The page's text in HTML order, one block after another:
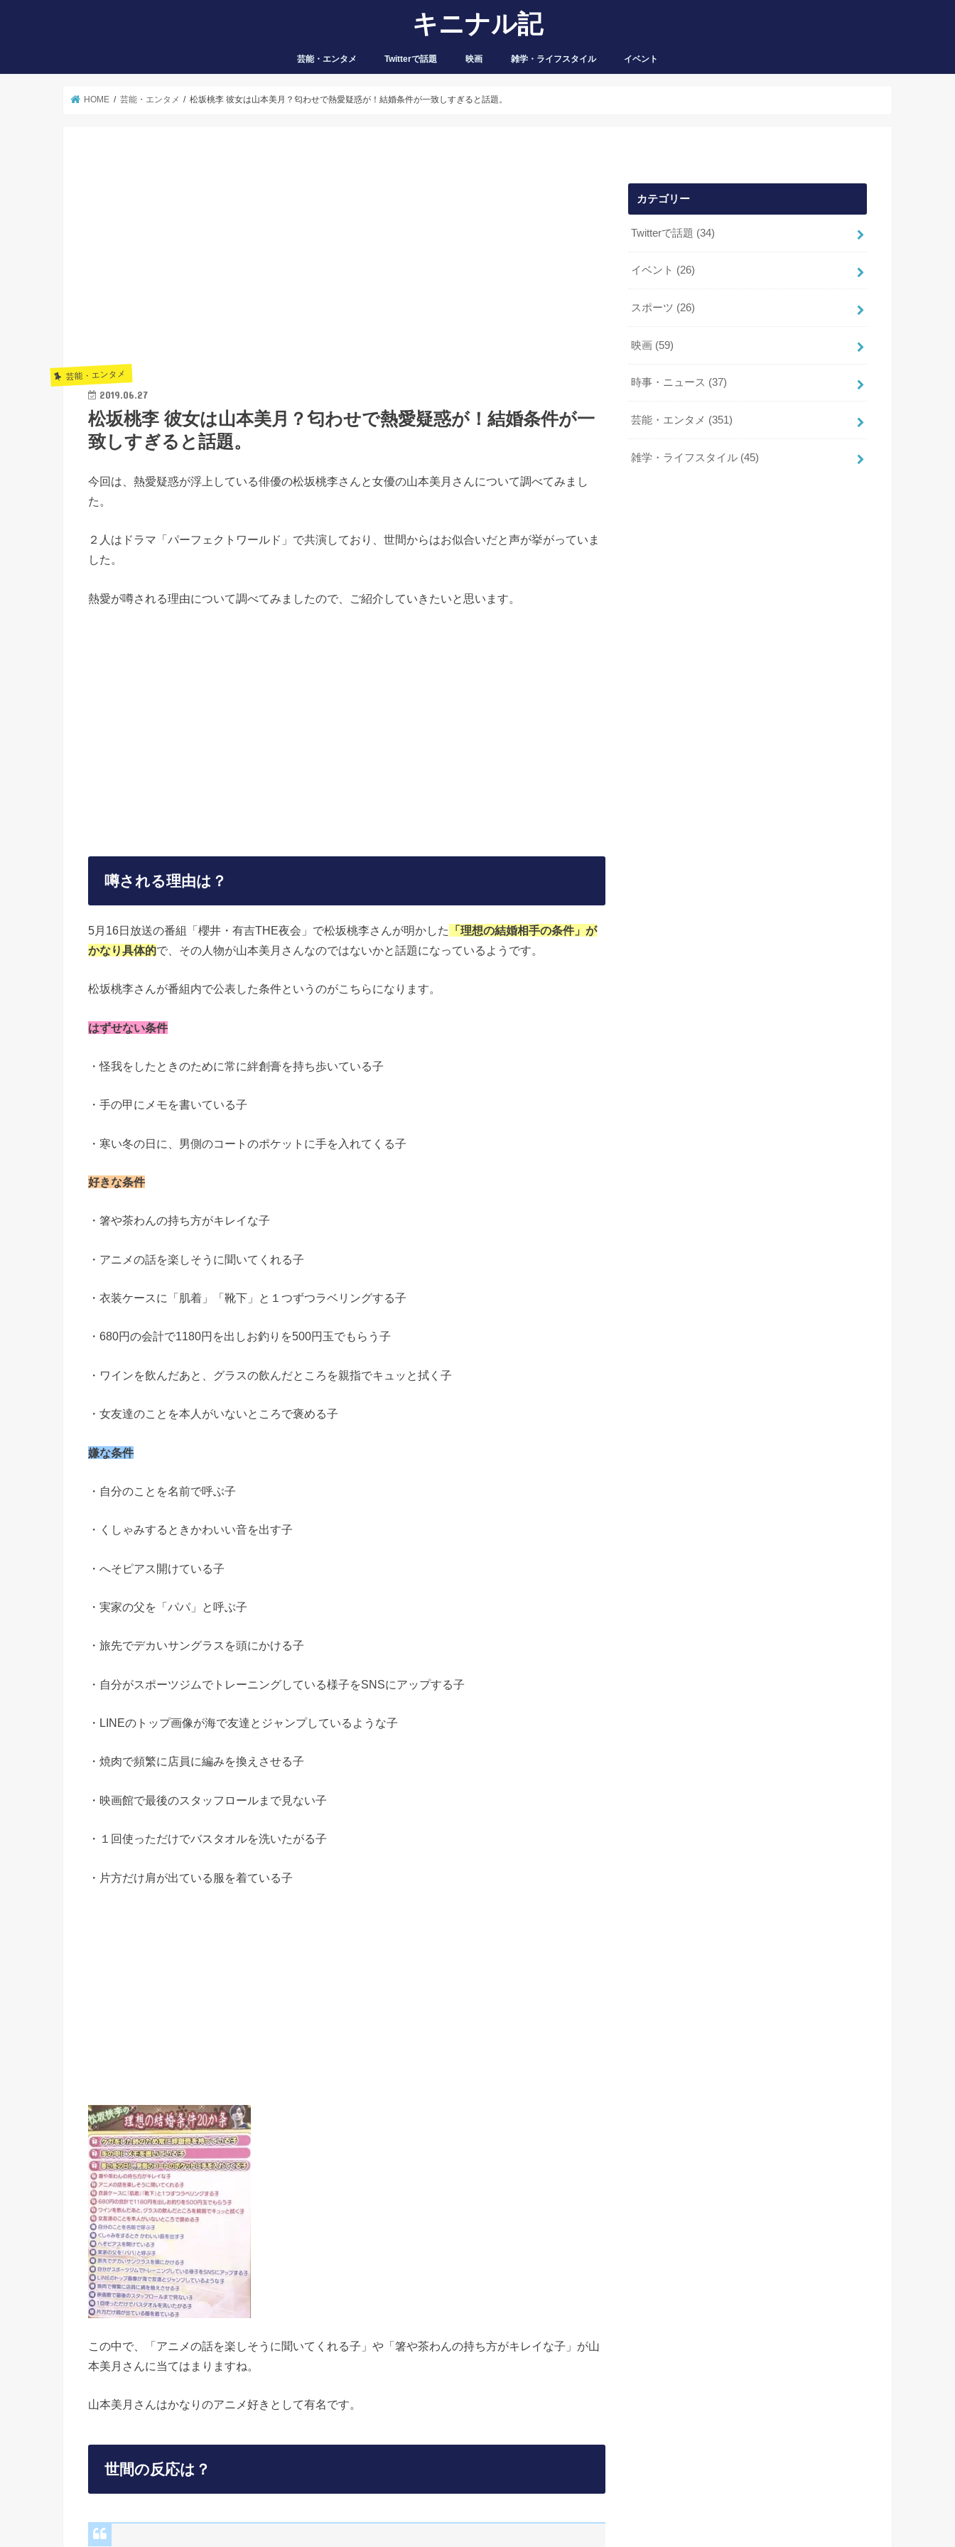
キニナル記
芸能・エンタメ Twitterで話題 映画 雑学・ライフスタイル イベント
HOME 芸能・エンタメ 松坂桃李 彼女は山本美月？匂わせで熱愛疑惑が！結婚条件が一致しすぎると話題。
芸能・エンタメ
2019.06.27
松坂桃李 彼女は山本美月？匂わせで熱愛疑惑が！結婚条件が一
致しすぎると話題。
今回は、熱愛疑惑が浮上している俳優の松坂桃李さんと女優の山本美月さんについて調べてみまし
た。
２人はドラマ「パーフェクトワールド」で共演しており、世間からはお似合いだと声が挙がっていま
した。
熱愛が噂される理由について調べてみましたので、ご紹介していきたいと思います。
噂される理由は？
5月16日放送の番組「櫻井・有吉THE夜会」で松坂桃李さんが明かした
「理想の結婚相手の条件」が
かなり具体的で、その人物が山本美月さんなのではないかと話題になっているようです。
松坂桃李さんが番組内で公表した条件というのがこちらになります。
はずせない条件
・怪我をしたときのために常に絆創膏を持ち歩いている子
・手の甲にメモを書いている子
・寒い冬の日に、男側のコートのポケットに手を入れてくる子
好きな条件
・箸や茶わんの持ち方がキレイな子
・アニメの話を楽しそうに聞いてくれる子
・衣装ケースに「肌着」「靴下」と１つずつラベリングする子
・680円の会計で1180円を出しお釣りを500円玉でもらう子
・ワインを飲んだあと、グラスの飲んだところを親指でキュッと拭く子
・女友達のことを本人がいないところで褒める子
嫌な条件
・自分のことを名前で呼ぶ子
・くしゃみするときかわいい音を出す子
・へそピアス開けている子
・実家の父を「パパ」と呼ぶ子
・旅先でデカいサングラスを頭にかける子
・自分がスポーツジムでトレーニングしている様子をSNSにアップする子
・LINEのトップ画像が海で友達とジャンプしているような子
・焼肉で頻繁に店員に編みを換えさせる子
・映画館で最後のスタッフロールまで見ない子
・１回使っただけでバスタオルを洗いたがる子
・片方だけ肩が出ている服を着ている子
この中で、「アニメの話を楽しそうに聞いてくれる子」や「箸や茶わんの持ち方がキレイな子」が山
本美月さんに当てはまりますね。
山本美月さんはかなりのアニメ好きとして有名です。
世間の反応は？
カテゴリー
Twitterで話題 (34)
イベント (26)
スポーツ (26)
映画 (59)
時事・ニュース (37)
芸能・エンタメ (351)
雑学・ライフスタイル (45)